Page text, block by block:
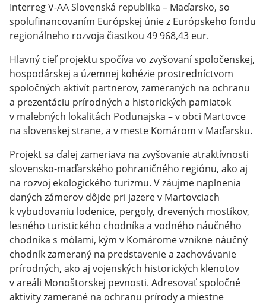
Interreg V-AA Slovenská republika – Maďarsko, so
spolufinancovaním Európskej únie z Európskeho fondu
regionálneho rozvoja čiastkou 49 968,43 eur.
Hlavný cieľ projektu spočíva vo zvyšovaní spoločenskej,
hospodárskej a územnej kohézie prostredníctvom
spoločných aktivít partnerov, zameraných na ochranu
a prezentáciu prírodných a historických pamiatok
v malebných lokalitách Podunajska – v obci Martovce
na slovenskej strane, a v meste Komárom v Maďarsku.
Projekt sa ďalej zameriava na zvyšovanie atraktívnosti
slovensko-maďarského pohraničného regiónu, ako aj
na rozvoj ekologického turizmu. V záujme naplnenia
daných zámerov dôjde pri jazere v Martovciach
k vybudovaniu lodenice, pergoly, drevených mostíkov,
lesného turistického chodníka a vodného náučného
chodníka s mólami, kým v Komárome vznikne náučný
chodník zameraný na predstavenie a zachovávanie
prírodných, ako aj vojenských historických klenotov
v areáli Monoštorskej pevnosti. Adresovať spoločné
aktivity zamerané na ochranu prírody a miestne